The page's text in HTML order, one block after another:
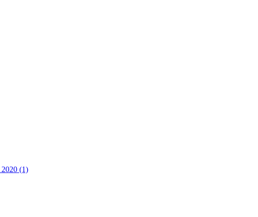
2020 (1)